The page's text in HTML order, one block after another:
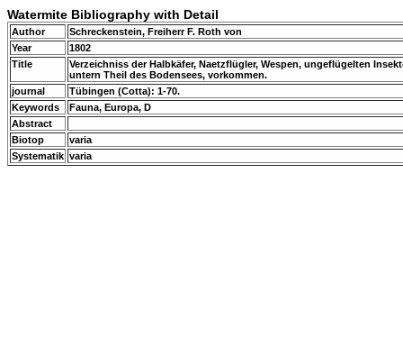
Watermite Bibliography with Detail
Author
Schreckenstein, Freiherr F. Roth von
Year
1802
Title
Verzeichniss der Halbkäfer, Naetzflügler, Wespen, ungeflügelten
untern Theil des Bodensees, vorkommen.
journal
Tübingen (Cotta): 1-70.
Keywords
Fauna, Europa, D
Abstract
Biotop
varia
Systematik varia